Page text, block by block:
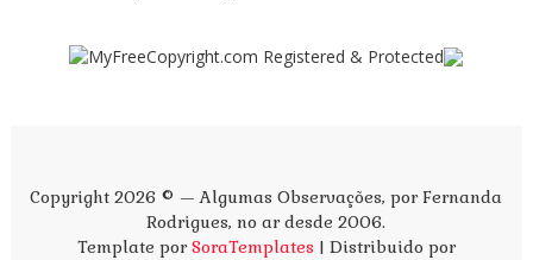
Copyright 2026 © — Algumas Observações, por Fernanda
Rodrigues, no ar desde 2006.
Template porSoraTemplates | Distribuido por